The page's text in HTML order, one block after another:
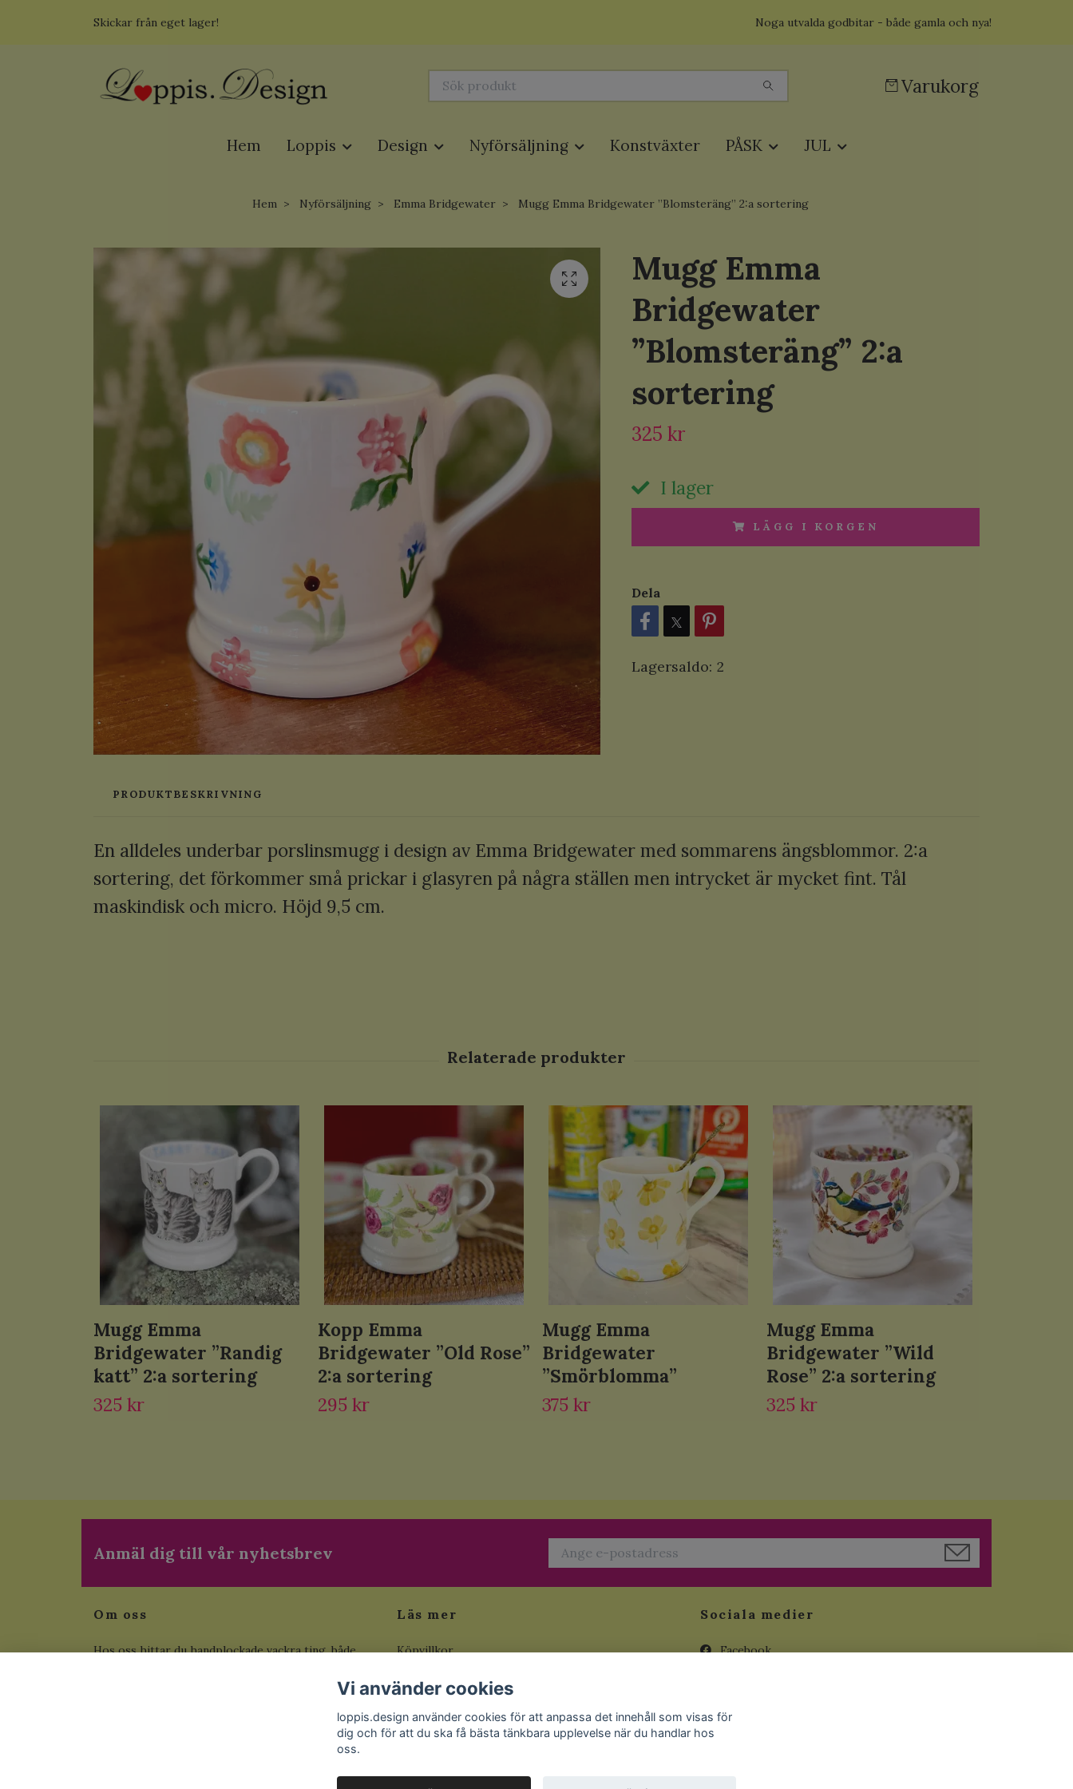
Skickar från eget lager! Noga utvalda godbitar - både gamla och nya!
Varukorg
Hem Loppis Design Nyförsäljning Konstväxter PÅSK JUL
Hem Nyförsäljning Emma Bridgewater Mugg Emma Bridgewater ”Blomsteräng” 2:a sortering
Mugg Emma
Bridgewater
”Blomsteräng” 2:a
sortering
325 kr
I lager
LÄGG I KORGEN
Dela
Lagersaldo: 2
PRODUKTBESKRIVNING
En alldeles underbar porslinsmugg i design av Emma Bridgewater med sommarens ängsblommor. 2:a
sortering, det förkommer små prickar i glasyren på några ställen men intrycket är mycket fint. Tål
maskindisk och micro. Höjd 9,5 cm.
Mugg Emma
Bridgewater ”Randig
katt” 2:a sortering
325 kr
Kopp Emma
Bridgewater ”Old Rose”
2:a sortering
295 kr
Mugg Emma
Bridgewater
”Smörblomma”
375 kr
Mugg Emma
Bridgewater ”Wild
Rose” 2:a sortering
325 kr
Anmäl dig till vår nyhetsbrev
Om oss
Hos oss hittar du handplockade vackra ting, både
från fabrik. Här hittar du även unika målningar i ett
Läs mer
Köpvillkor
Om Loppis.Design
Inspiration
Sociala medier
Facebook
Vi använder cookies
loppis.design använder cookies för att anpassa det innehåll som visas för
dig och för att du ska få bästa tänkbara upplevelse när du handlar hos
oss.